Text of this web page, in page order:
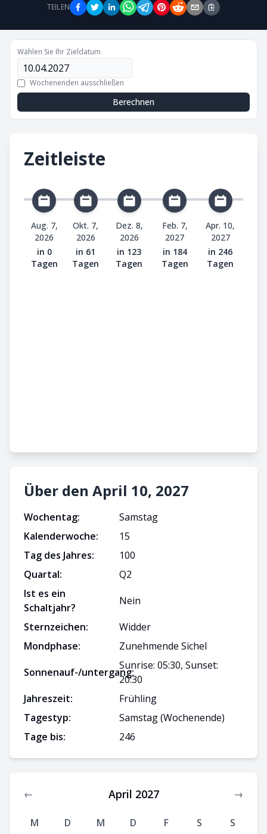
TEILEN
Wählen Sie Ihr Zieldatum
Wochenenden ausschließen
Berechnen
Zeitleiste
Aug. 7,
2026
in 0
Tagen
Okt. 7,
2026
in 61
Tagen
Dez. 8,
2026
in 123
Tagen
Feb. 7,
2027
in 184
Tagen
Apr. 10,
2027
in 246
Tagen
Über den April 10, 2027
Wochentag:
Samstag
Kalenderwoche:
15
Tag des Jahres:
100
Quartal:
Q2
Ist es ein
Schaltjahr?
Nein
Sternzeichen:
Widder
Mondphase:
Zunehmende Sichel
Sonnenauf-/untergang:
Sunrise: 05:30, Sunset:
20:30
Jahreszeit:
Frühling
Tagestyp:
Samstag(Wochenende)
Tage bis:
246
← April 2027 →
M D M D F S S